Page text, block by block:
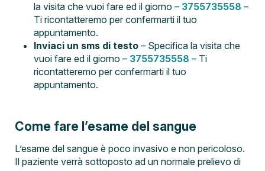
la visita che vuoi fare ed il giorno – 3755735558 –
Ti ricontatteremo per confermarti il tuo
appuntamento.
Inviaci un sms di testo – Specifica la visita che
vuoi fare ed il giorno – 3755735558 – Ti
ricontatteremo per confermarti il tuo
appuntamento.
Come fare l’esame del sangue
L’esame del sangue è poco invasivo e non pericoloso.
Il paziente verrà sottoposto ad un normale prelievo di